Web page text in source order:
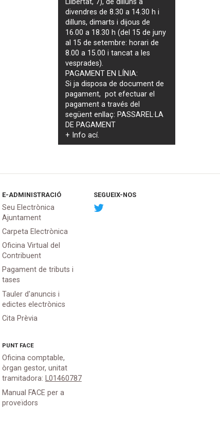
divendres de 8.30 a 14.30 h i
dilluns, dimarts i dijous de
16.00 a 18.30 h (del 15 de juny
al 15 de setembre: horari de
8.00 a 15.00 i tancat a les
vesprades).
PAGAMENT EN LÍNIA:
Si ja disposa de document de
pagament, pot efectuar el
pagament a través del
següent enllaç: PASSAREL·LA
DE PAGAMENT
+ Infoací.
E-ADMINISTRACIÓ
Seu Electrònica
Ajuntament
Carpeta Electrònica
Oficina Virtual del
Contribuent
Pagament de tributs i
tases
Tauler d'anuncis i
edictes electrònics
Cita Prèvia
PUNT FACE
Oficina comptable,
òrgan gestor, unitat
tramitadora: L01460787
Manual FACE per a
proveïdors
SEGUEIX-NOS